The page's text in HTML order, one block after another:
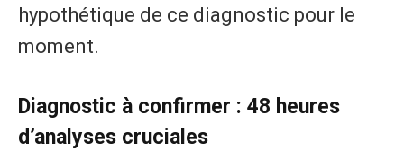
hypothétique de ce diagnostic pour le
moment.
Diagnostic à confirmer : 48 heures
d’analyses cruciales